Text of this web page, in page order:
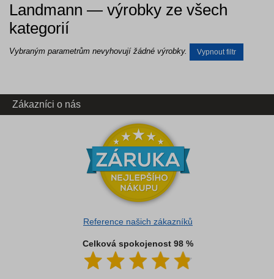
Landmann — výrobky ze všech
kategorií
Vybraným parametrům nevyhovují žádné výrobky. Vypnout filtr
Zákazníci o nás
Reference našich zákazníků
Celková spokojenost 98 %